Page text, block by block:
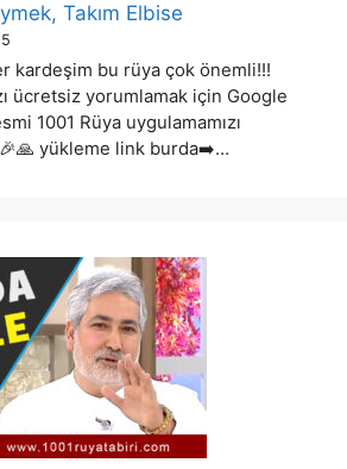
Takım Elbise
kardeşim bu rüya çok önemli!!!
ücretsiz yorumlamak için Google
1001 Rüya uygulamamızı
yükleme link burda➡️…